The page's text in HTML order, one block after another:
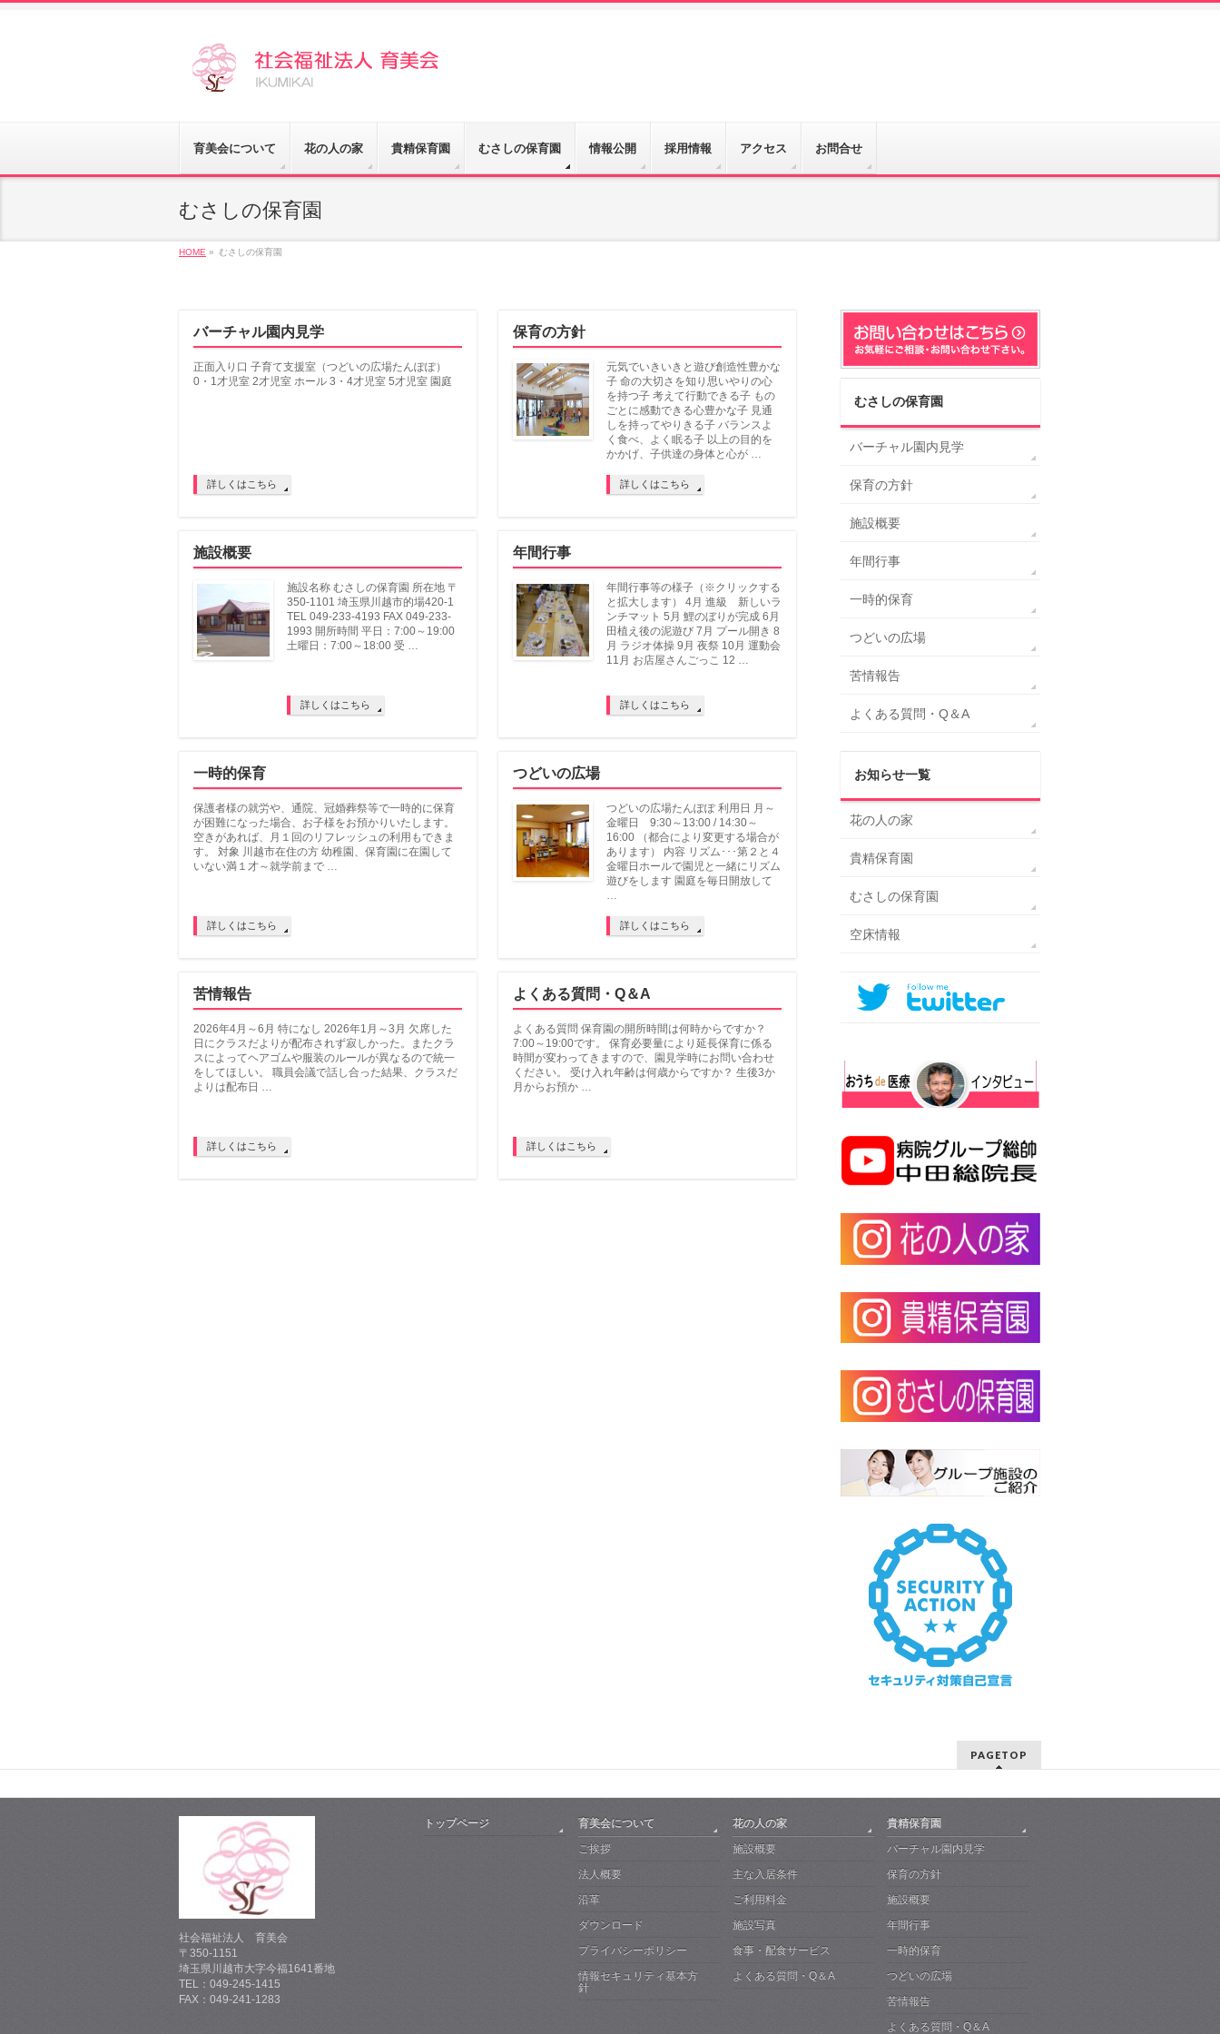
育美会について 花の人の家 貴精保育園 むさしの保育園 情報公開 採用情報 アクセス お問合せ
むさしの保育園
HOME » むさしの保育園
バーチャル園内見学
正面入り口 子育て支援室（つどいの広場たんぽぽ）
0・1才児室 2才児室 ホール 3・4才児室 5才児室 園庭
詳しくはこちら
保育の方針
元気でいきいきと遊び創造性豊かな
子 命の大切さを知り思いやりの心
を持つ子 考えて行動できる子 もの
ごとに感動できる心豊かな子 見通
しを持ってやりきる子 バランスよ
く食べ、よく眠る子 以上の目的を
かかげ、子供達の身体と心が …
詳しくはこちら
施設概要
施設名称 むさしの保育園 所在地 〒
350-1101 埼玉県川越市的場420-1
TEL 049-233-4193 FAX 049-233-
1993 開所時間 平日：7:00～19:00
土曜日：7:00～18:00 受 …
詳しくはこちら
年間行事
年間行事等の様子（※クリックする
と拡大します） 4月 進級 新しいラ
ンチマット 5月 鯉のぼりが完成 6月
田植え後の泥遊び 7月 プール開き 8
月 ラジオ体操 9月 夜祭 10月 運動会
11月 お店屋さんごっこ 12 …
詳しくはこちら
一時的保育
保護者様の就労や、通院、冠婚葬祭等で一時的に保育
が困難になった場合、お子様をお預かりいたします。
空きがあれば、月１回のリフレッシュの利用もできま
す。 対象 川越市在住の方 幼稚園、保育園に在園して
いない満１才～就学前まで …
詳しくはこちら
つどいの広場
つどいの広場たんぽぽ 利用日 月～
金曜日 9:30～13:00 / 14:30～
16:00 （都合により変更する場合が
あります） 内容 リズム･･･第２と４
金曜日ホールで園児と一緒にリズム
遊びをします 園庭を毎日開放して
…
詳しくはこちら
苦情報告
2026年4月～6月 特になし 2026年1月～3月 欠席した
日にクラスだよりが配布されず寂しかった。またクラ
スによってヘアゴムや服装のルールが異なるので統一
をしてほしい。 職員会議で話し合った結果、クラスだ
よりは配布日 …
詳しくはこちら
よくある質問・Q＆A
よくある質問 保育園の開所時間は何時からですか？
7:00～19:00です。 保育必要量により延長保育に係る
時間が変わってきますので、園見学時にお問い合わせ
ください。 受け入れ年齢は何歳からですか？ 生後3か
月からお預か …
詳しくはこちら
むさしの保育園
バーチャル園内見学
保育の方針
施設概要
年間行事
一時的保育
つどいの広場
苦情報告
よくある質問・Q＆A
お知らせ一覧
花の人の家
貴精保育園
むさしの保育園
空床情報
PAGETOP
社会福祉法人 育美会
〒350-1151
埼玉県川越市大字今福1641番地
TEL：049-245-1415
FAX：049-241-1283
トップページ
育美会について
ご挨拶
法人概要
沿革
ダウンロード
プライバシーポリシー
情報セキュリティ基本方
針
花の人の家
施設概要
主な入居条件
ご利用料金
施設写真
食事・配食サービス
よくある質問・Q＆A
貴精保育園
バーチャル園内見学
保育の方針
施設概要
年間行事
一時的保育
つどいの広場
苦情報告
よくある質問・Q＆A